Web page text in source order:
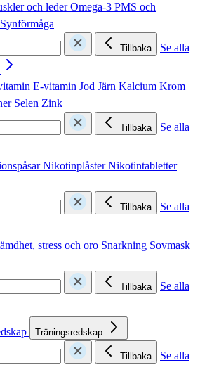
och lederOmega-3 PMS och
Synförmåga
Tillbaka
Se alla
E-vitamin Jod Järn Kalcium Krom
Selen Zink
Tillbaka
Se alla
NikotinplåsterNikotintabletter
Tillbaka
Se alla
stress och oro Snarkning Sovmask
Tillbaka
Se alla
Träningsredskap
Tillbaka
Se alla